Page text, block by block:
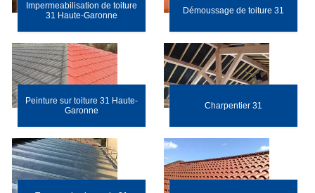
Impermeabilisation de toiture
31 Haute-Garonne
Démoussage de toiture 31
Peinture sur toiture 31 Haute-
Garonne
Charpentier 31